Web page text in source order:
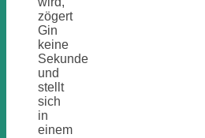
zögert
Gin
keine
Sekunde
und
stellt
sich
in
einem